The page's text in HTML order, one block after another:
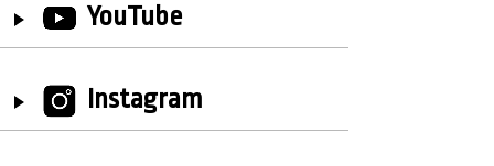
YouTube
Instagram